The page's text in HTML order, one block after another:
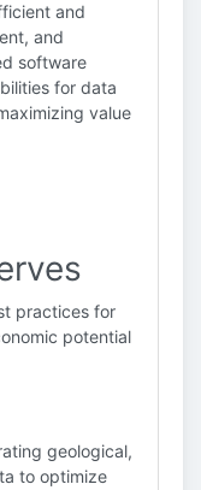
and
and
software
for data
value
practices for
potential
geological,
to optimize